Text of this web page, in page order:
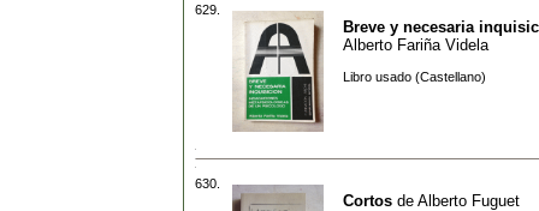
629.
Breve y necesaria
Alberto Fariña Videla
Libro usado (Castellano)
630.
Cortos de Alberto Fuguet